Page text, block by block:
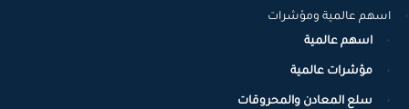
اسهم عالمية ومؤشرات
اسهم عالمية
مؤشرات عالمية
سلع المعادن والمحروقات